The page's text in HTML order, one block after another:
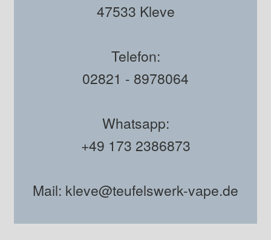
47533 Kleve
Telefon:
02821 - 8978064
Whatsapp:
+49 173 2386873
Mail: kleve@teufelswerk-vape.de